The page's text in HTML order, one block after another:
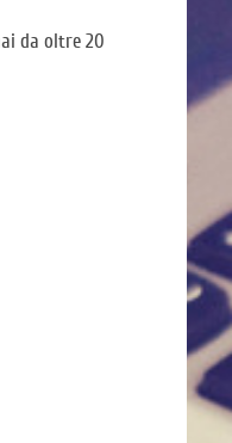
da oltre 20